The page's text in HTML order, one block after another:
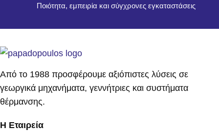
Ποιότητα, εμπειρία και σύγχρονες εγκαταστάσεις
Από το 1988 προσφέρουμε αξιόπιστες λύσεις σε
γεωργικά μηχανήματα, γεννήτριες και συστήματα
θέρμανσης.
Η Εταιρεία